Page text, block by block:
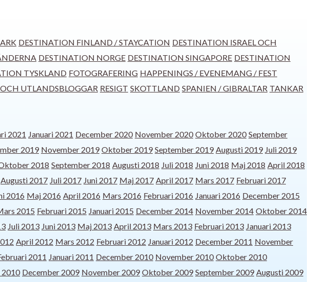
DESTINATION FINLAND / STAYCATION DESTINATION ISRAEL OCH
DESTINATION NORGE DESTINATION SINGAPORE DESTINATION
TYSKLAND FOTOGRAFERING HAPPENINGS / EVENEMANG / FEST
OCH UTLANDSBLOGGAR RESIGT SKOTTLAND SPANIEN / GIBRALTAR TANKAR
2021 Januari 2021 December 2020 November 2020 Oktober 2020 September
2019 November 2019 Oktober 2019 September 2019 Augusti 2019 Juli 2019
2018 September 2018 Augusti 2018 Juli 2018 Juni 2018 Maj 2018 April 2018
Augusti 2017 Juli 2017 Juni 2017 Maj 2017 April 2017 Mars 2017 Februari 2017
2016 Maj 2016 April 2016 Mars 2016 Februari 2016 Januari 2016 December 2015
2015 Februari 2015 Januari 2015 December 2014 November 2014 Oktober 2014
Juli 2013 Juni 2013 Maj 2013 April 2013 Mars 2013 Februari 2013 Januari 2013
April 2012 Mars 2012 Februari 2012 Januari 2012 December 2011 November
2011 Januari 2011 December 2010 November 2010 Oktober 2010
2010 December 2009 November 2009 Oktober 2009 September 2009 Augusti 2009